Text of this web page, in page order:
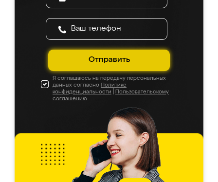
Отправить
Я соглашаюсь на передачу персональных
данных согласно Политике
конфиденциальности
Пользовательскому
соглашению